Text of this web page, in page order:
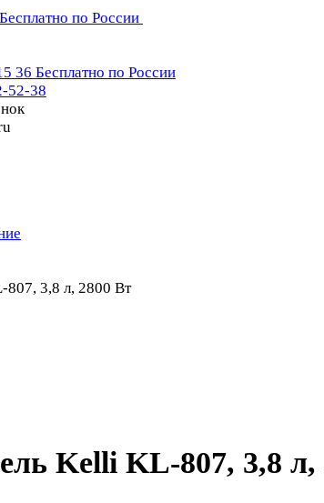
Бесплатно по России
36 Бесплатно по России
52-38
807, 3,8 л, 2800 Вт
Kelli KL-807, 3,8 л,